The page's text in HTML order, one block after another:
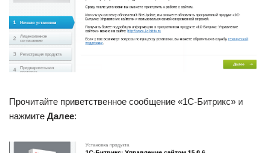
Прочитайте приветственное сообщение «1C-Битрикс» и
нажмите Далее: